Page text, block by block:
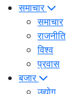
समाचार
समाचार
राजनीति
विश्व
प्रवास
बजार